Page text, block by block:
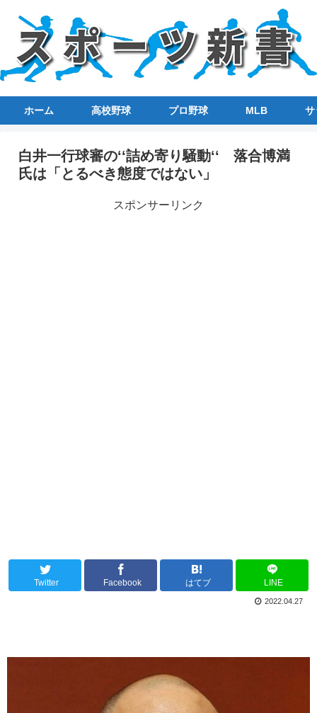
ホーム 高校野球 プロ野球 MLB サ
白井一行球審の‘‘詰め寄り騒動‘‘ 落合博満
氏は「とるべき態度ではない」
スポンサーリンク
Twitter Facebook はてブ LINE
2022.04.27